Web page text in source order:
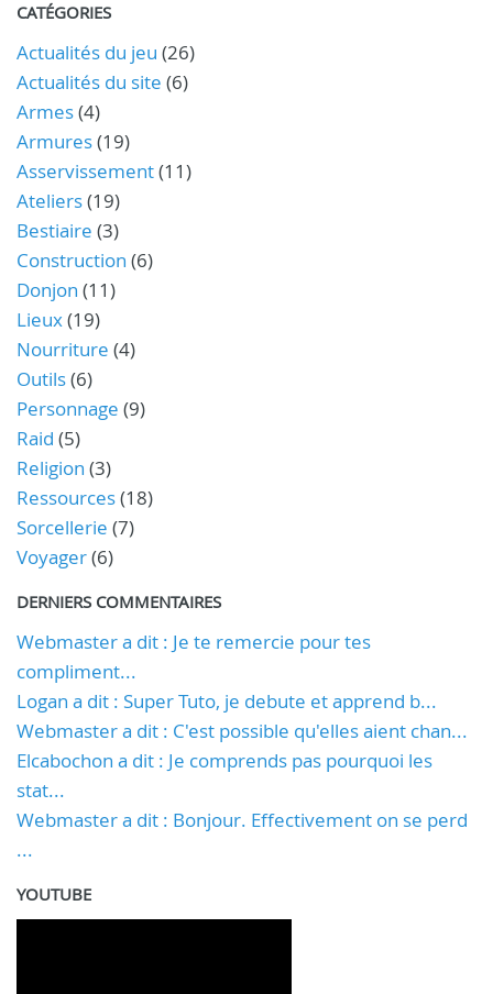
CATÉGORIES
Actualités du jeu (26)
Actualités du site (6)
Armes(4)
Armures(19)
Asservissement(11)
Ateliers(19)
Bestiaire (3)
Construction (6)
Donjon (11)
Lieux(19)
Nourriture (4)
Outils(6)
Personnage (9)
Raid (5)
Religion (3)
Ressources(18)
Sorcellerie (7)
Voyager(6)
DERNIERS COMMENTAIRES
Webmaster a dit : Je te remercie pour tes
compliment...
Logan a dit : Super Tuto, je debute et apprend b...
Webmaster a dit : C'est possible qu'elles aient chan...
Elcabochon a dit : Je comprends pas pourquoi les
stat...
Webmaster a dit : Bonjour. Effectivement on se perd
...
YOUTUBE